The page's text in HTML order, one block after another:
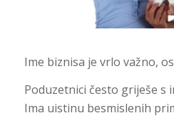
Ime biznisa je vrlo važno,
Poduzetnici često griješe s
Ima uistinu besmislenih